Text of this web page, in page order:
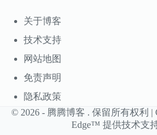
关于博客
技术支持
网站地图
免责声明
隐私政策
© 2026 - 腾腾博客 . 保留所有权利
Edge™ 提供技术支